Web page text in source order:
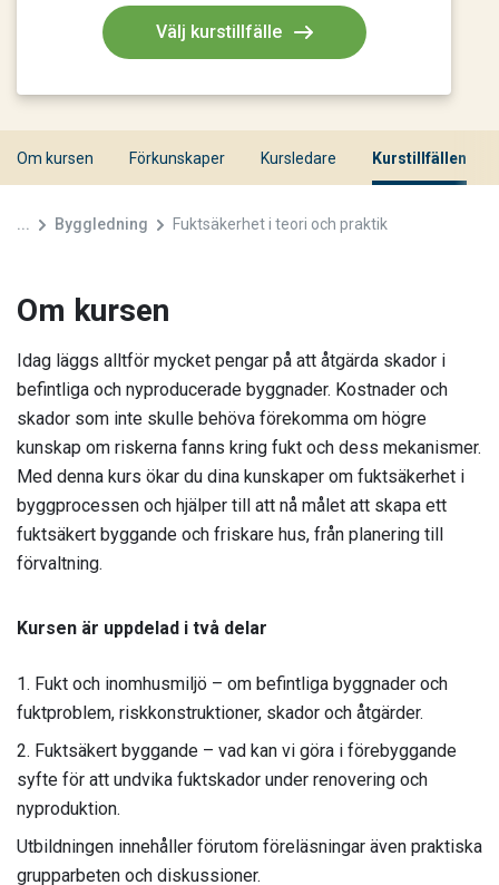
Välj kurstillfälle
Om kursen Förkunskaper Kursledare Kurstillfällen
... Byggledning Fuktsäkerhet i teori och praktik
Om kursen
Idag läggs alltför mycket pengar på att åtgärda skador i
befintliga och nyproducerade byggnader. Kostnader och
skador som inte skulle behöva förekomma om högre
kunskap om riskerna fanns kring fukt och dess mekanismer.
Med denna kurs ökar du dina kunskaper om fuktsäkerhet i
byggprocessen och hjälper till att nå målet att skapa ett
fuktsäkert byggande och friskare hus, från planering till
förvaltning.
Kursen är uppdelad i två delar
Fukt och inomhusmiljö – om befintliga byggnader och
fuktproblem, riskkonstruktioner, skador och åtgärder.
Fuktsäkert byggande – vad kan vi göra i förebyggande
syfte för att undvika fuktskador under renovering och
nyproduktion.
Utbildningen innehåller förutom föreläsningar även praktiska
grupparbeten och diskussioner.